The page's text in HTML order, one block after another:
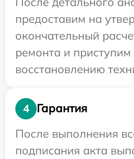
предоставим на
окончательный
ремонта и приступим
восстановлению
4
Гарантия
После выполнения
подписания акта